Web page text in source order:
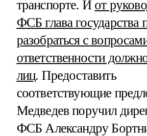
транспорте. И от
ФСБ глава государства
разобраться с
ответственности
лиц. Предоставить
соответствующие
Медведев поручил
ФСБ Александру